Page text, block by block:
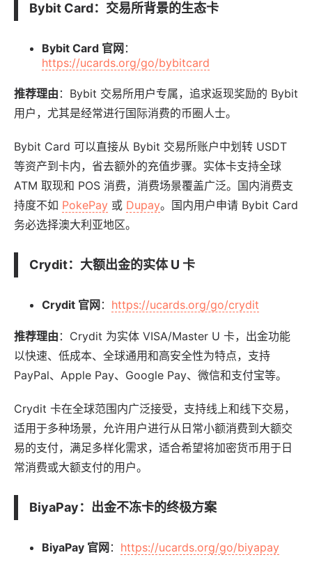
Bybit Card：交易所背景的生态卡
Bybit Card 官网 ：
https://ucards.org/go/bybitcard
推荐理由 ：Bybit 交易所用户专属，追求返现奖励的 Bybit
用户，尤其是经常进行国际消费的币圈人士。
Bybit Card 可以直接从 Bybit 交易所账户中划转 USDT
等资产到卡内，省去额外的充值步骤。实体卡支持全球
ATM 取现和 POS 消费，消费场景覆盖广泛。国内消费支
持度不如 PokePay 或 Dupay。国内用户申请 Bybit Card
务必选择澳大利亚地区。
Crydit：大额出金的实体 U 卡
Crydit 官网 ： https://ucards.org/go/crydit
推荐理由 ：Crydit 为实体 VISA/Master U 卡，出金功能
以快速、低成本、全球通用和高安全性为特点，支持
PayPal、Apple Pay、Google Pay、微信和支付宝等。
Crydit 卡在全球范围内广泛接受，支持线上和线下交易，
适用于多种场景，允许用户进行从日常小额消费到大额交
易的支付，满足多样化需求，适合希望将加密货币用于日
常消费或大额支付的用户。
BiyaPay：出金不冻卡的终极方案
BiyaPay 官网 ： https://ucards.org/go/biyapay